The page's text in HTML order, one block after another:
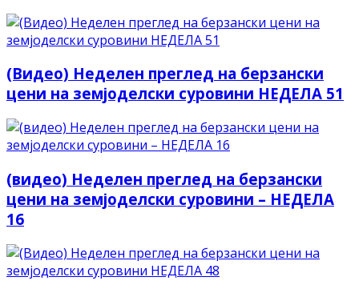
(Видео) Неделен преглед на берзански
цени на земјоделски суровини НЕДЕЛА 51
(видео) Неделен преглед на берзански
цени на земјоделски суровини – НЕДЕЛА
16